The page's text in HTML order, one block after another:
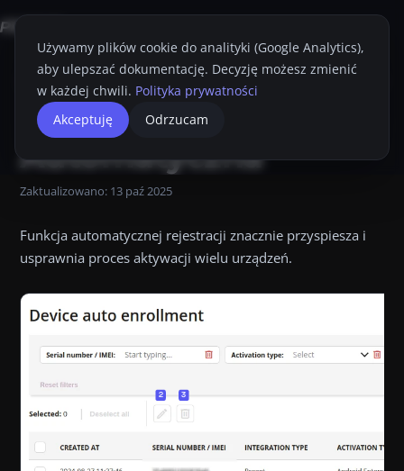
Strona główna Przewodnik Administratora
Automatyczna
Zaktualizowano: 13 paź 2025
Funkcja automatycznej rejestracji znacznie przyspiesza i
usprawnia proces aktywacji wielu urządzeń.
Używamy plików cookie do analityki (Google Analytics),
aby ulepszać dokumentację. Decyzję możesz zmienić
w każdej chwili. Polityka prywatności
Akceptuję
Odrzucam